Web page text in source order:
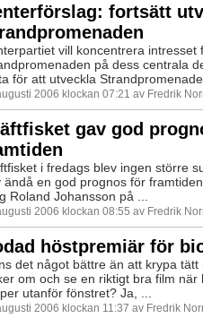
fortsätt
vill koncentrera intresset
på dess centrala
för att utveckla
2006 klockan 07:21 av Fredrik
gav god
i fredags blev ingen större
ändå en god prognos för
Roland Johansson på ...
2006 klockan 08:55 av Fredrik
höstpremiär för
det något bättre än att krypa tätt
om och se en riktigt bra film när
utanför fönstret? Ja, ...
2006 klockan 11:37 av Fredrik